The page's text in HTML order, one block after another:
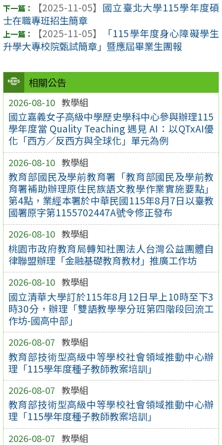
相關公告
2026-08-10 教學組
國立嘉義女子高級中學歷史學科中心參與辦理115
學年度當 Quality Teaching 遇見 AI：以QTxAI優
化「西方／反西方與全球化」單元為例
2026-08-10 教學組
教育部國民及學前教育署「教育部國民及學前教
育署補助辦理原住民族語文教學作業實施要點」
第4點，業經本署於中華民國115年8月7日以臺教
國署原字第1155702447A號令修正發布
2026-08-10 教學組
桃園市政府教育局轉知社團法人台灣公益團體自
律聯盟辦理「金融基礎教育教材」推廣工作坊
2026-08-10 教學組
國立清華大學訂於115年8月12日早上10時至下3
時30分，辦理「雙語教學學分班第四階段回流工
作坊-國高中部」
2026-08-07 教學組
教育部技術型高級中等學校社會領域推動中心辦
理「115學年度種子教師教案培訓」
2026-08-07 教學組
教育部技術型高級中等學校社會領域推動中心辦
理「115學年度種子教師教案培訓」
2026-08-07 教學組
【2025-11-05】 國立臺北大學115學年度碩
士在職專班招生簡章
【2025-11-05】
「115學年度身心障礙學生
升學大專校院甄試簡章」暨應屆畢業生團報